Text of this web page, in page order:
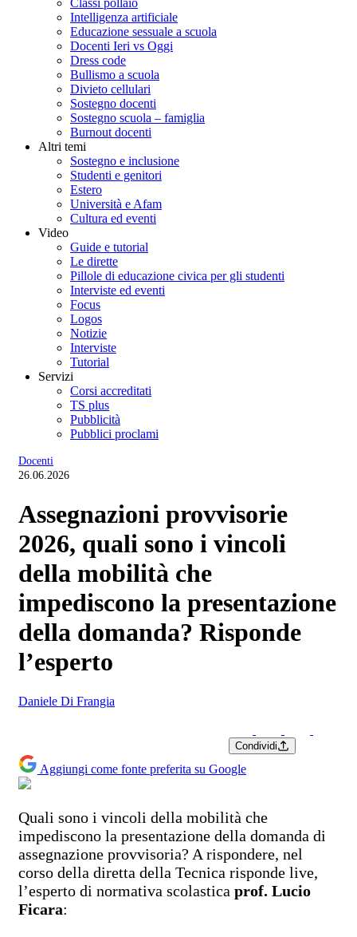
Classi pollaio
Intelligenza artificiale
Educazione sessuale a scuola
Docenti Ieri vs Oggi
Dress code
Bullismo a scuola
Divieto cellulari
Sostegno docenti
Sostegno scuola – famiglia
Burnout docenti
Altri temi
Sostegno e inclusione
Studenti e genitori
Estero
Università e Afam
Cultura ed eventi
Video
Guide e tutorial
Le dirette
Pillole di educazione civica per gli studenti
Interviste ed eventi
Focus
Logos
Notizie
Interviste
Tutorial
Servizi
Corsi accreditati
TS plus
Pubblicità
Pubblici proclami
Docenti
26.06.2026
Assegnazioni provvisorie
2026, quali sono i vincoli
della mobilità che
impediscono la presentazione
della domanda? Risponde
l’esperto
Daniele Di Frangia
Condividi
Aggiungi come fonte preferita su Google
Quali sono i vincoli della mobilità che
impediscono la presentazione della domanda di
assegnazione provvisoria? A rispondere, nel
corso della diretta della Tecnica risponde live,
l’esperto di normativa scolastica prof. Lucio
Ficara: